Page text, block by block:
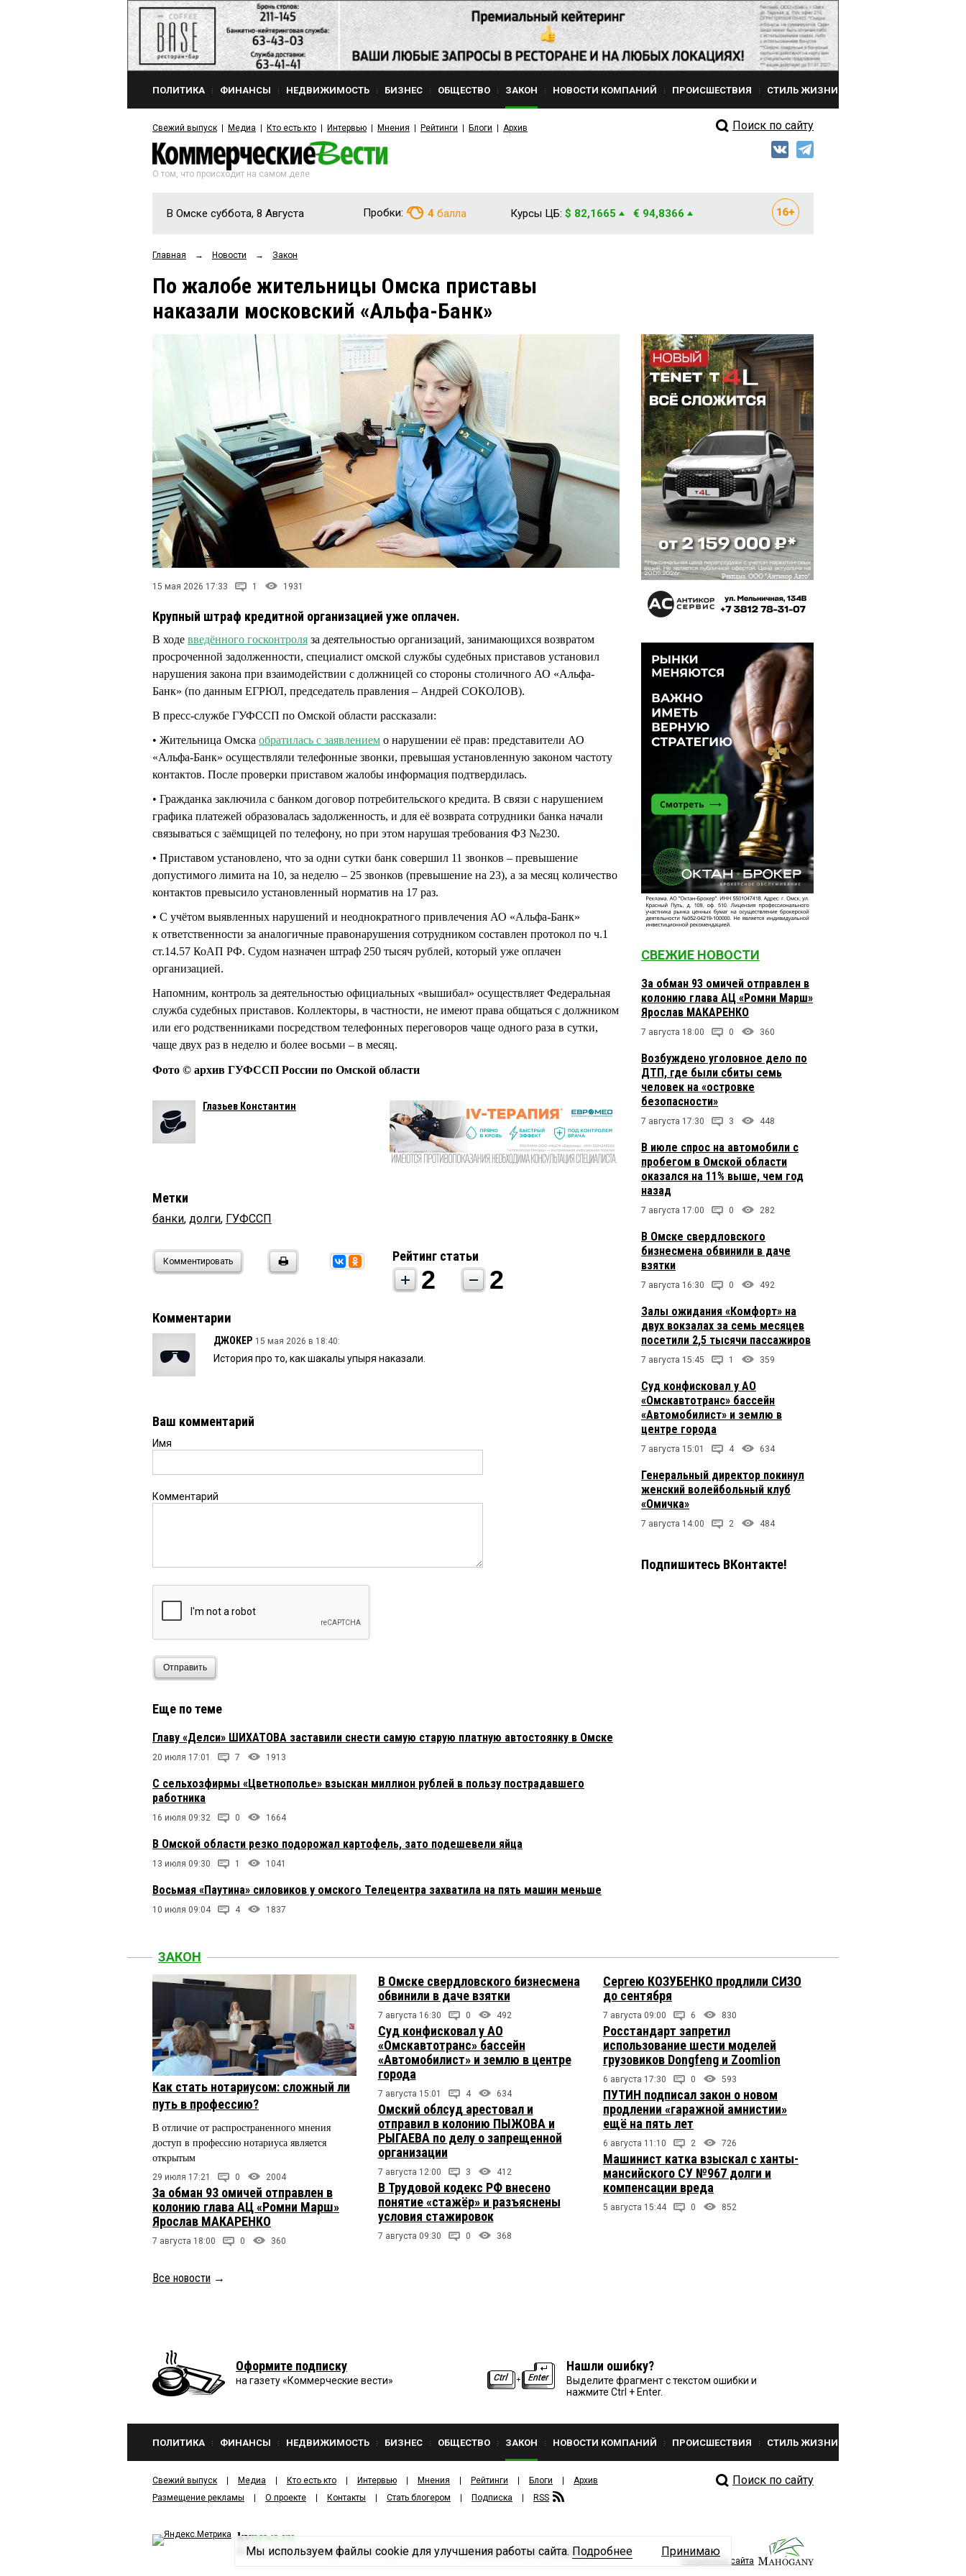
ПОЛИТИКА ФИНАНСЫ НЕДВИЖИМОСТЬ БИЗНЕС ОБЩЕСТВО ЗАКОН НОВОСТИ КОМПАНИЙ ПРОИСШЕСТВИЯ СТИЛЬ ЖИЗНИ
Свежий выпуск Медиа Кто есть кто Интервью Мнения Рейтинги Блоги Архив Поиск по сайту
О том, что происходит на самом деле
В Омске суббота, 8 Августа Пробки: 4 балла Курсы ЦБ: $ 82,1665 € 94,8366
Главная → Новости → Закон
По жалобе жительницы Омска приставы
наказали московский «Альфа-Банк»
15 мая 2026 17:33 1 1931
Крупный штраф кредитной организацией уже оплачен.
В ходе введённого госконтроля за деятельностью организаций, занимающихся возвратом
просроченной задолженности, специалист омской службы судебных приставов установил
нарушения закона при взаимодействии с должницей со стороны столичного АО «Альфа-
Банк» (по данным ЕГРЮЛ, председатель правления – Андрей СОКОЛОВ).
В пресс-службе ГУФССП по Омской области рассказали:
• Жительница Омска обратилась с заявлением о нарушении её прав: представители АО
«Альфа-Банк» осуществляли телефонные звонки, превышая установленную законом частоту
контактов. После проверки приставом жалобы информация подтвердилась.
• Гражданка заключила с банком договор потребительского кредита. В связи с нарушением
графика платежей образовалась задолженность, и для её возврата сотрудники банка начали
связываться с заёмщицей по телефону, но при этом нарушая требования ФЗ №230.
• Приставом установлено, что за одни сутки банк совершил 11 звонков – превышение
допустимого лимита на 10, за неделю – 25 звонков (превышение на 23), а за месяц количество
контактов превысило установленный норматив на 17 раз.
• С учётом выявленных нарушений и неоднократного привлечения АО «Альфа-Банк»
к ответственности за аналогичные правонарушения сотрудником составлен протокол по ч.1
ст.14.57 КоАП РФ. Судом назначен штраф 250 тысяч рублей, который уже оплачен
организацией.
Напомним, контроль за деятельностью официальных «вышибал» осуществляет Федеральная
служба судебных приставов. Коллекторы, в частности, не имеют права общаться с должником
или его родственниками посредством телефонных переговоров чаще одного раза в сутки,
чаще двух раз в неделю и более восьми – в месяц.
Фото © архив ГУФССП России по Омской области
Глазьев Константин
Метки
банки, долги, ГУФССП
Комментировать Рейтинг статьи
2 2
Комментарии
ДЖОКЕР 15 мая 2026 в 18:40:
История про то, как шакалы упыря наказали.
Ваш комментарий
Имя
Комментарий
Отправить
Еще по теме
Главу «Делси» ШИХАТОВА заставили снести самую старую платную автостоянку в Омске
20 июля 17:01 7 1913
C сельхозфирмы «Цветнополье» взыскан миллион рублей в пользу пострадавшего
работника
16 июля 09:32 0 1664
В Омской области резко подорожал картофель, зато подешевели яйца
13 июля 09:30 1 1041
Восьмая «Паутина» силовиков у омского Телецентра захватила на пять машин меньше
10 июля 09:04 4 1837
СВЕЖИЕ НОВОСТИ
За обман 93 омичей отправлен в
колонию глава АЦ «Ромни Марш»
Ярослав МАКАРЕНКО
7 августа 18:00 0 360
Возбуждено уголовное дело по
ДТП, где были сбиты семь
человек на «островке
безопасности»
7 августа 17:30 3 448
В июле спрос на автомобили с
пробегом в Омской области
оказался на 11% выше, чем год
назад
7 августа 17:00 0 282
В Омске свердловского
бизнесмена обвинили в даче
взятки
7 августа 16:30 0 492
Залы ожидания «Комфорт» на
двух вокзалах за семь месяцев
посетили 2,5 тысячи пассажиров
7 августа 15:45 1 359
Суд конфисковал у АО
«Омскавтотранс» бассейн
«Автомобилист» и землю в
центре города
7 августа 15:01 4 634
Генеральный директор покинул
женский волейбольный клуб
«Омичка»
7 августа 14:00 2 484
Подпишитесь ВКонтакте!
ЗАКОН
Как стать нотариусом: сложный ли
путь в профессию?
В отличие от распространенного мнения
доступ в профессию нотариуса является
открытым
29 июля 17:21 0 2004
За обман 93 омичей отправлен в
колонию глава АЦ «Ромни Марш»
Ярослав МАКАРЕНКО
7 августа 18:00 0 360
В Омске свердловского бизнесмена
обвинили в даче взятки
7 августа 16:30 0 492
Суд конфисковал у АО
«Омскавтотранс» бассейн
«Автомобилист» и землю в центре
города
7 августа 15:01 4 634
Омский облсуд арестовал и
отправил в колонию ПЫЖОВА и
РЫГАЕВА по делу о запрещенной
организации
7 августа 12:00 3 412
В Трудовой кодекс РФ внесено
понятие «стажёр» и разъяснены
условия стажировок
7 августа 09:30 0 368
Сергею КОЗУБЕНКО продлили СИЗО
до сентября
7 августа 09:00 6 830
Росстандарт запретил
использование шести моделей
грузовиков Dongfeng и Zoomlion
6 августа 17:30 0 593
ПУТИН подписал закон о новом
продлении «гаражной амнистии»
ещё на пять лет
6 августа 11:10 2 726
Машинист катка взыскал с ханты-
мансийского СУ №967 долги и
компенсации вреда
5 августа 15:44 0 852
Все новости →
Оформите подписку
на газету «Коммерческие вести»
Нашли ошибку?
Выделите фрагмент с текстом ошибки и
нажмите Ctrl + Enter.
ПОЛИТИКА ФИНАНСЫ НЕДВИЖИМОСТЬ БИЗНЕС ОБЩЕСТВО ЗАКОН НОВОСТИ КОМПАНИЙ ПРОИСШЕСТВИЯ СТИЛЬ ЖИЗНИ
Свежий выпуск Медиа Кто есть кто Интервью Мнения Рейтинги Блоги
Архив
Размещение рекламы
О проекте Контакты Стать блогером Подписка RSS
Поиск по сайту
kvnews.ru
2001—2026ООО ИЗДАТЕЛЬСКИЙ ДОМ «КВ».
Политика конфиденциальности
Разработка сайта
Мы используем файлы cookie для улучшения работы сайта. Подробнее Принимаю